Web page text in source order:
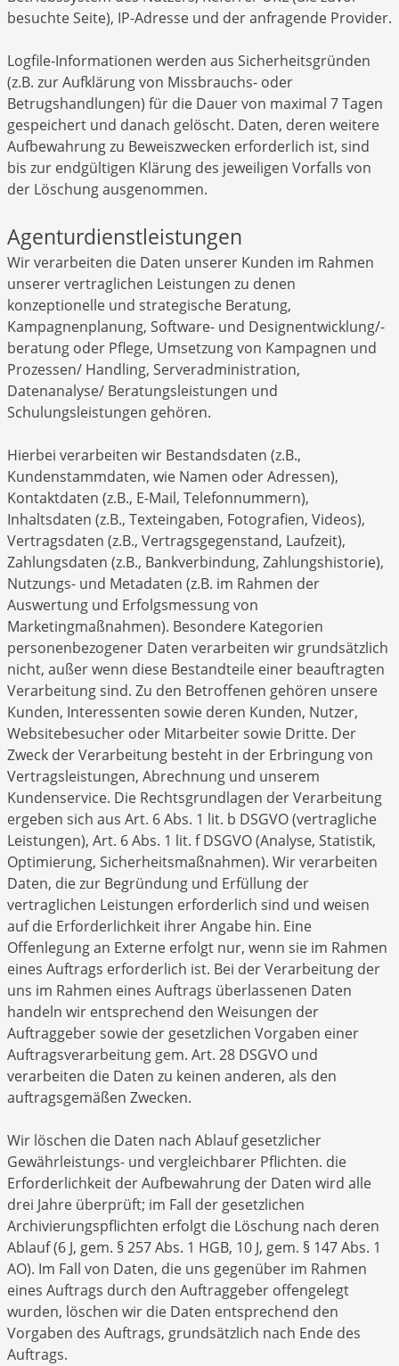
besuchte Seite), IP-Adresse und der anfragende Provider.
Logfile-Informationen werden aus Sicherheitsgründen
(z.B. zur Aufklärung von Missbrauchs- oder
Betrugshandlungen) für die Dauer von maximal 7 Tagen
gespeichert und danach gelöscht. Daten, deren weitere
Aufbewahrung zu Beweiszwecken erforderlich ist, sind
bis zur endgültigen Klärung des jeweiligen Vorfalls von
der Löschung ausgenommen.
Agenturdienstleistungen
Wir verarbeiten die Daten unserer Kunden im Rahmen
unserer vertraglichen Leistungen zu denen
konzeptionelle und strategische Beratung,
Kampagnenplanung, Software- und Designentwicklung/-
beratung oder Pflege, Umsetzung von Kampagnen und
Prozessen/ Handling, Serveradministration,
Datenanalyse/ Beratungsleistungen und
Schulungsleistungen gehören.
Hierbei verarbeiten wir Bestandsdaten (z.B.,
Kundenstammdaten, wie Namen oder Adressen),
Kontaktdaten (z.B., E-Mail, Telefonnummern),
Inhaltsdaten (z.B., Texteingaben, Fotografien, Videos),
Vertragsdaten (z.B., Vertragsgegenstand, Laufzeit),
Zahlungsdaten (z.B., Bankverbindung, Zahlungshistorie),
Nutzungs- und Metadaten (z.B. im Rahmen der
Auswertung und Erfolgsmessung von
Marketingmaßnahmen). Besondere Kategorien
personenbezogener Daten verarbeiten wir grundsätzlich
nicht, außer wenn diese Bestandteile einer beauftragten
Verarbeitung sind. Zu den Betroffenen gehören unsere
Kunden, Interessenten sowie deren Kunden, Nutzer,
Websitebesucher oder Mitarbeiter sowie Dritte. Der
Zweck der Verarbeitung besteht in der Erbringung von
Vertragsleistungen, Abrechnung und unserem
Kundenservice. Die Rechtsgrundlagen der Verarbeitung
ergeben sich aus Art. 6 Abs. 1 lit. b DSGVO (vertragliche
Leistungen), Art. 6 Abs. 1 lit. f DSGVO (Analyse, Statistik,
Optimierung, Sicherheitsmaßnahmen). Wir verarbeiten
Daten, die zur Begründung und Erfüllung der
vertraglichen Leistungen erforderlich sind und weisen
auf die Erforderlichkeit ihrer Angabe hin. Eine
Offenlegung an Externe erfolgt nur, wenn sie im Rahmen
eines Auftrags erforderlich ist. Bei der Verarbeitung der
uns im Rahmen eines Auftrags überlassenen Daten
handeln wir entsprechend den Weisungen der
Auftraggeber sowie der gesetzlichen Vorgaben einer
Auftragsverarbeitung gem. Art. 28 DSGVO und
verarbeiten die Daten zu keinen anderen, als den
auftragsgemäßen Zwecken.
Wir löschen die Daten nach Ablauf gesetzlicher
Gewährleistungs- und vergleichbarer Pflichten. die
Erforderlichkeit der Aufbewahrung der Daten wird alle
drei Jahre überprüft; im Fall der gesetzlichen
Archivierungspflichten erfolgt die Löschung nach deren
Ablauf (6 J, gem. § 257 Abs. 1 HGB, 10 J, gem. § 147 Abs. 1
AO). Im Fall von Daten, die uns gegenüber im Rahmen
eines Auftrags durch den Auftraggeber offengelegt
wurden, löschen wir die Daten entsprechend den
Vorgaben des Auftrags, grundsätzlich nach Ende des
Auftrags.